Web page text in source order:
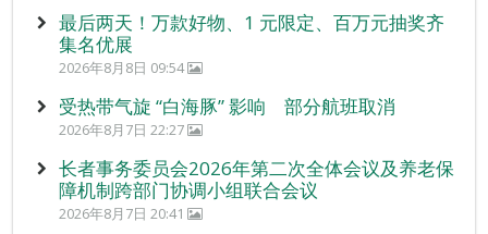
最后两天！万款好物、1 元限定、百万元抽奖齐
集名优展
2026年8月8日 09:54
受热带气旋 “白海豚” 影响 部分航班取消
2026年8月7日 22:27
长者事务委员会2026年第二次全体会议及养老保
障机制跨部门协调小组联合会议
2026年8月7日 20:41